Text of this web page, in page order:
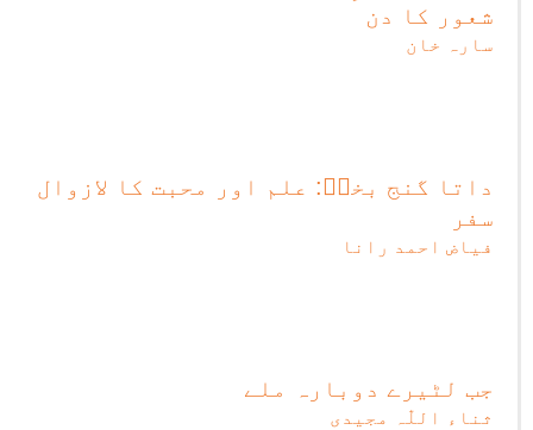
شعور کا دن
سارہ خان
داتا گنج بخشؒ: علم اور محبت کا لازوال
سفر
فیاض احمد رانا
جب لٹیرے دوبارہ ملے
ثناء اللّٰہ مجیدی